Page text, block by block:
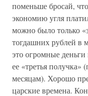
поменьше бросай,
экономию угля
можно было только
тогдашних рублей в
это огромные
ее «третья
месяцам). Хорошо
царские времена.